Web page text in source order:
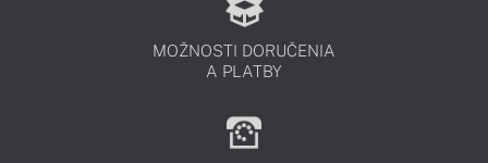
MOŽNOSTI DORUČENIA
A PLATBY